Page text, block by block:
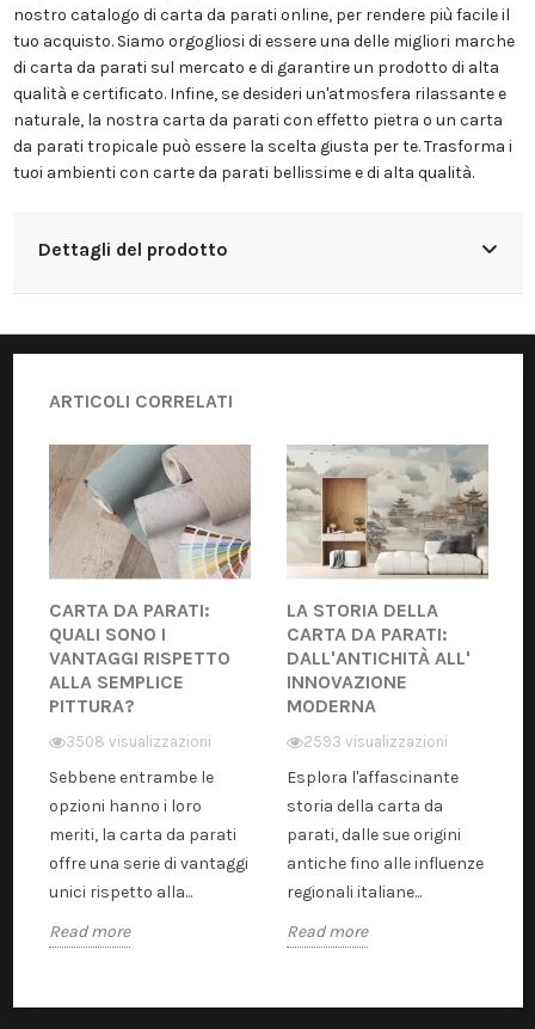
nostro catalogo di carta da parati online, per rendere più facile il
tuo acquisto. Siamo orgogliosi di essere una delle migliori marche
di carta da parati sul mercato e di garantire un prodotto di alta
qualità e certificato. Infine, se desideri un'atmosfera rilassante e
naturale, la nostra carta da parati con effetto pietra o un carta
da parati tropicale può essere la scelta giusta per te. Trasforma i
tuoi ambienti con carte da parati bellissime e di alta qualità.
Dettagli del prodotto
ARTICOLI CORRELATI
CARTA DA PARATI:
QUALI SONO I
VANTAGGI RISPETTO
ALLA SEMPLICE
PITTURA?
3508 visualizzazioni
Sebbene entrambe le
opzioni hanno i loro
meriti, la carta da parati
offre una serie di vantaggi
unici rispetto alla...
Read more
LA STORIA DELLA
CARTA DA PARATI:
DALL'ANTICHITÀ ALL'
INNOVAZIONE
MODERNA
2593 visualizzazioni
Esplora l'affascinante
storia della carta da
parati, dalle sue origini
antiche fino alle influenze
regionali italiane...
Read more